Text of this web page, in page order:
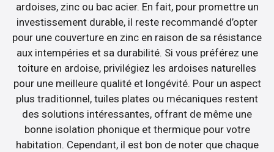
ardoises, zinc ou bac acier. En fait, pour promettre un
investissement durable, il reste recommandé d’opter
pour une couverture en zinc en raison de sa résistance
aux intempéries et sa durabilité. Si vous préférez une
toiture en ardoise, privilégiez les ardoises naturelles
pour une meilleure qualité et longévité. Pour un aspect
plus traditionnel, tuiles plates ou mécaniques restent
des solutions intéressantes, offrant de même une
bonne isolation phonique et thermique pour votre
habitation. Cependant, il est bon de noter que chaque